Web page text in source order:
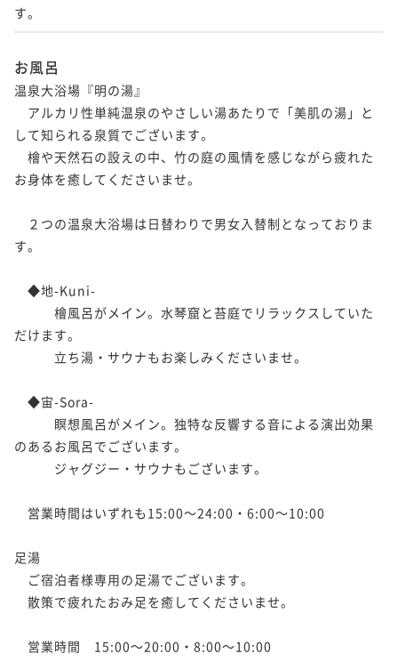
す。
お風呂
温泉大浴場『明の湯』
アルカリ性単純温泉のやさしい湯あたりで「美肌の湯」と
して知られる泉質でございます。
檜や天然石の設えの中、竹の庭の風情を感じながら疲れた
お身体を癒してくださいませ。
２つの温泉大浴場は日替わりで男女入替制となっておりま
す。
◆地-Kuni-
檜風呂がメイン。水琴窟と苔庭でリラックスしていた
だけます。
立ち湯・サウナもお楽しみくださいませ。
◆宙-Sora-
瞑想風呂がメイン。独特な反響する音による演出効果
のあるお風呂でございます。
ジャグジー・サウナもございます。
営業時間はいずれも15:00～24:00・6:00～10:00
足湯
ご宿泊者様専用の足湯でございます。
散策で疲れたおみ足を癒してくださいませ。
営業時間　15:00～20:00・8:00～10:00